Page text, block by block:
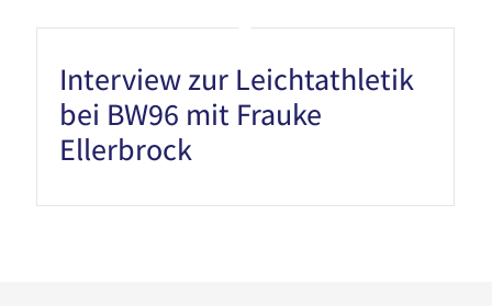
Interview zur Leichtathletik
bei BW96 mit Frauke
Ellerbrock